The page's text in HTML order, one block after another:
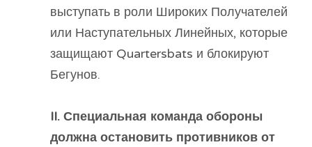
выступать в роли Широких Получателей
или Наступательных Линейных, которые
защищают Quartersbats и блокируют
Бегунов.
II. Специальная команда обороны
должна остановить противников от